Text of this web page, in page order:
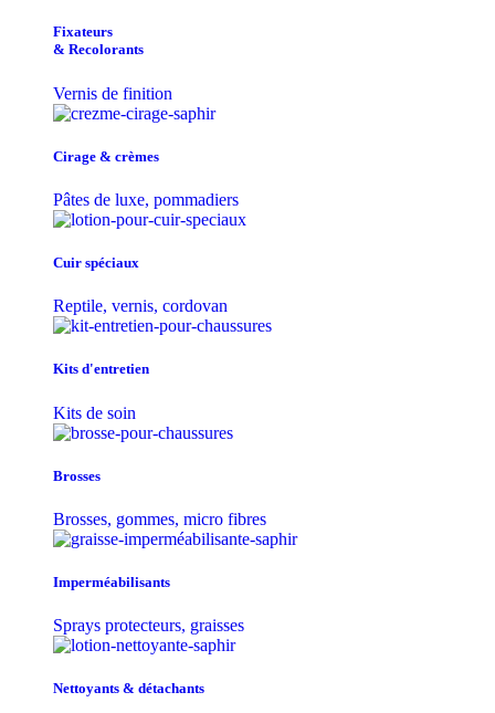
Fixateurs
& Recolorants
Vernis de finition
Cirage & crèmes
Pâtes de luxe, pommadiers
Cuir spéciaux
Reptile, vernis, cordovan
Kits d'entretien
Kits de soin
Brosses
Brosses, gommes, micro fibres
Imperméabilisants
Sprays protecteurs, graisses
Nettoyants & détachants